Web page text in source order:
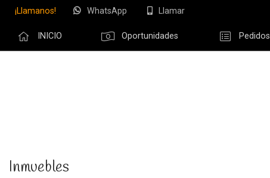
¡Llamanos! WhatsApp Llamar
INICIO Oportunidades Pedidos
Inmuebles